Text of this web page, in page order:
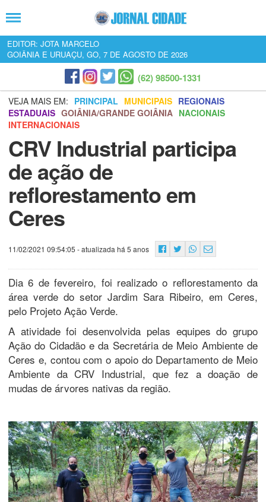
EDITOR: JOTA MARCELO
GOIÂNIA E URUAÇU, GO, 7 DE AGOSTO DE 2026
(62) 98500-1331
VEJA MAIS EM: PRINCIPAL MUNICIPAIS REGIONAIS
ESTADUAIS GOIÂNIA/GRANDE GOIÂNIA NACIONAIS
INTERNACIONAIS
CRV Industrial participa
de ação de
reflorestamento em
Ceres
11/02/2021 09:54:05 - atualizada há 5 anos
Dia 6 de fevereiro, foi realizado o reflorestamento da
área verde do setor Jardim Sara Ribeiro, em Ceres,
pelo Projeto Ação Verde.
A atividade foi desenvolvida pelas equipes do grupo
Ação do Cidadão e da Secretária de Meio Ambiente de
Ceres e, contou com o apoio do Departamento de Meio
Ambiente da CRV Industrial, que fez a doação de
mudas de árvores nativas da região.